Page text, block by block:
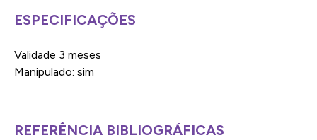
ESPECIFICAÇÕES
Validade 3 meses
Manipulado: sim
REFERÊNCIA BIBLIOGRÁFICAS